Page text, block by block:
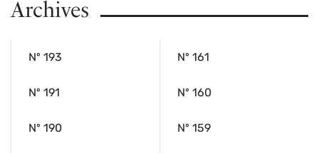
Archives
Nº 193
Nº 191
Nº 190
Nº 161
Nº 160
Nº 159